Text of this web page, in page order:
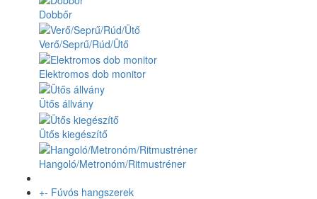
Dobbőr
Verő/Seprű/Rúd/Ütő
Elektromos dob monitor
Ütős állvány
Ütős kiegészítő
Hangoló/Metronóm/Ritmustréner
+- Fúvós hangszerek